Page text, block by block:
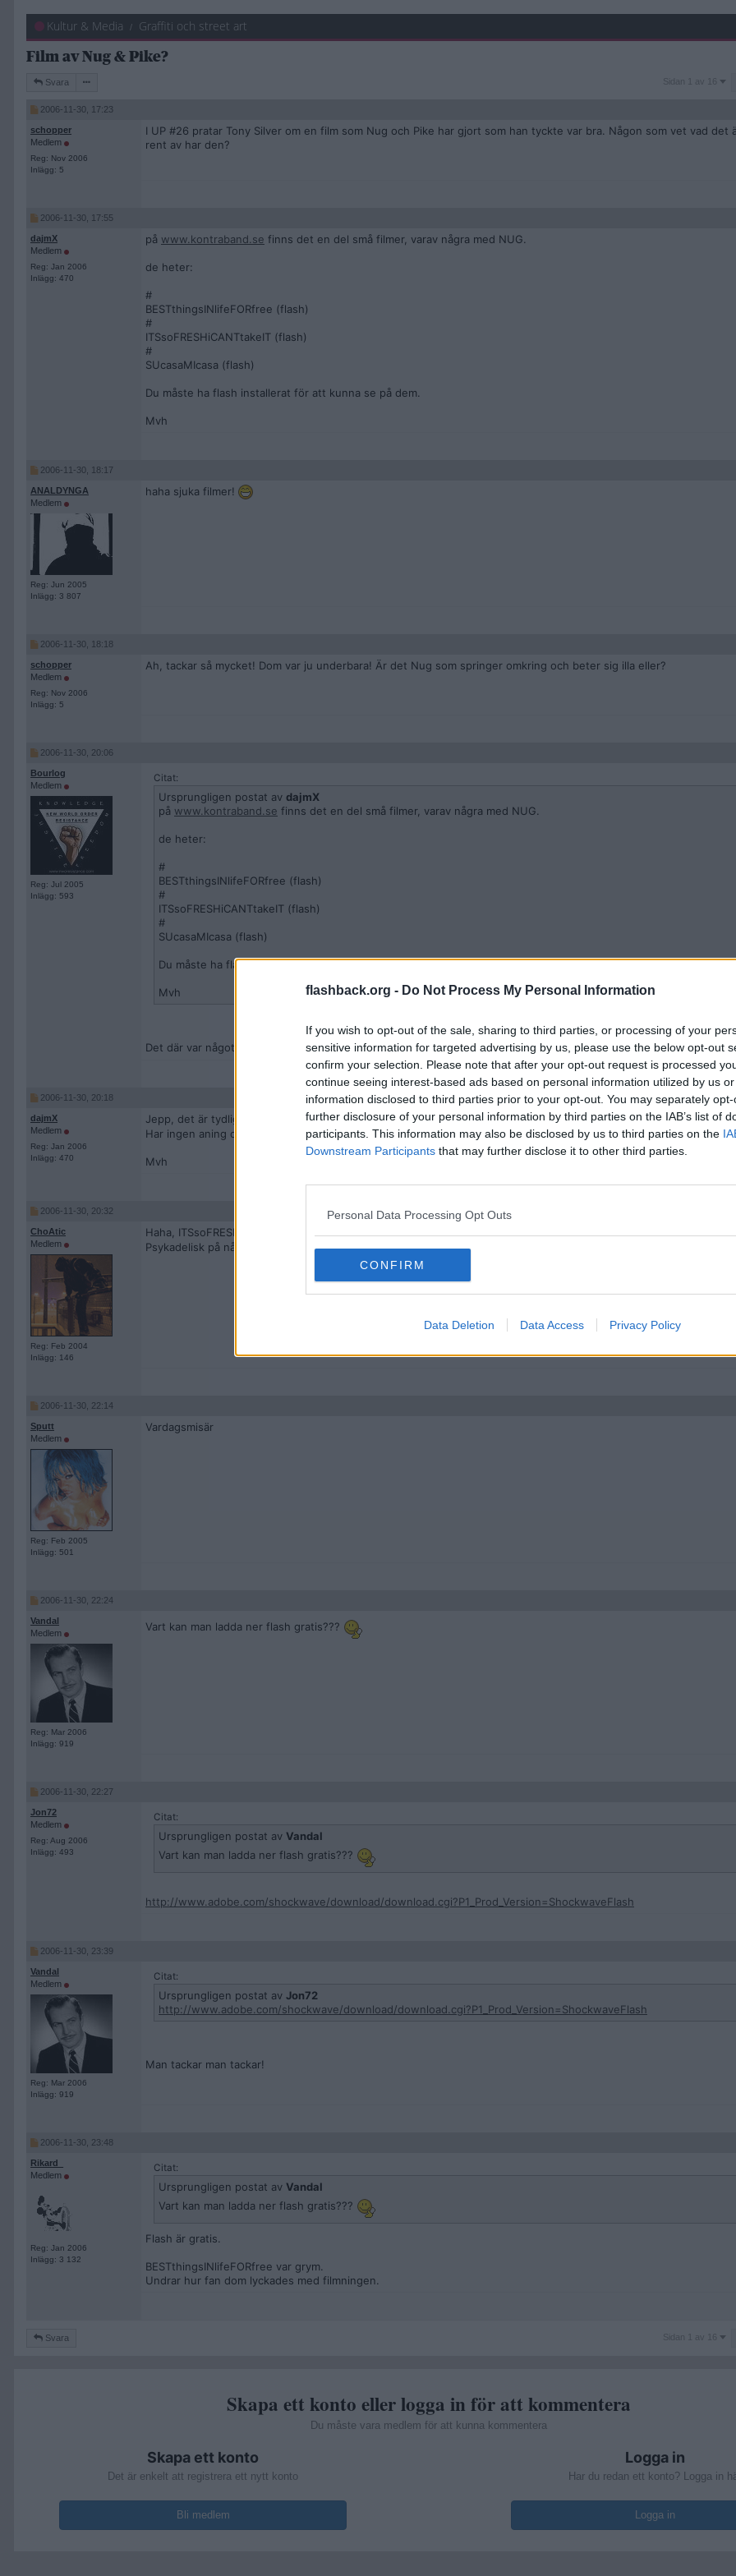
flashback.org - Do Not Process My Personal Information
If you wish to opt-out of the sale, sharing to third parties, or processing of your
sensitive information for targeted advertising by us, please use the below opt-out
confirm your selection. Please note that after your opt-out request is processed
continue seeing interest-based ads based on personal information utilized by us
information disclosed to third parties prior to your opt-out. You may separately
further disclosure of your personal information by third parties on the IAB’s list of
participants. This information may also be disclosed by us to third parties on the
Downstream Participants that may further disclose it to other third parties.
Personal Data Processing Opt Outs
CONFIRM
Data Deletion Data Access Privacy Policy
Kultur & Media Graffiti och street art
Film av Nug & Pike?
Svara
Sidan
Sidan 1 av 16
2006-11-30, 17:23
schopper
Medlem
Reg: Nov 2006
Inlägg: 5
I UP #26 pratar Tony Silver om en film som Nug och Pike har gjort som han tyckte var bra. Någon som vet vad det
rent av har den?
2006-11-30, 17:55
dajmX
Medlem
Reg: Jan 2006
Inlägg: 470
på www.kontraband.se finns det en del små filmer, varav några med NUG.
de heter:
#
BESTthingsINlifeFORfree (flash)
#
ITSsoFRESHiCANTtakeIT (flash)
#
SUcasaMIcasa (flash)
Du måste ha flash installerat för att kunna se på dem.
Mvh
2006-11-30, 18:17
ANALDYNGA
Medlem
Reg: Jun 2005
Inlägg: 3 807
haha sjuka filmer!
2006-11-30, 18:18
schopper
Medlem
Reg: Nov 2006
Inlägg: 5
Ah, tackar så mycket! Dom var ju underbara! Är det Nug som springer omkring och beter sig illa eller?
2006-11-30, 20:06
Bourlog
Medlem
Reg: Jul 2005
Inlägg: 593
Citat:
Ursprungligen postat av dajmX
på www.kontraband.se finns det en del små filmer, varav några med NUG.
de heter:
#
BESTthingsINlifeFORfree (flash)
#
ITSsoFRESHiCANTtakeIT (flash)
#
SUcasaMIcasa (flash)
Du måste ha flash installerat för att kunna se på dem.
Mvh
Det där var något av det bästa jag har sett
2006-11-30, 20:18
dajmX
Medlem
Reg: Jan 2006
Inlägg: 470
Jepp, det är tydligen NUG som lever om
Har ingen aning om när dessa filmer gjordes, men det var nog ett tag sen.
Mvh
2006-11-30, 20:32
ChoAtic
Medlem
Reg: Feb 2004
Inlägg: 146
Haha, ITSsoFRESHiCANTtakeIT var ju grym!
Psykadelisk på nått skönt vis
2006-11-30, 22:14
Sputt
Medlem
Reg: Feb 2005
Inlägg: 501
Vardagsmisär
2006-11-30, 22:24
Vandal
Medlem
Reg: Mar 2006
Inlägg: 919
Vart kan man ladda ner flash gratis???
2006-11-30, 22:27
Jon72
Medlem
Reg: Aug 2006
Inlägg: 493
Citat:
Ursprungligen postat av Vandal
Vart kan man ladda ner flash gratis???
http://www.adobe.com/shockwave/download/download.cgi?P1_Prod_Version=ShockwaveFlash
2006-11-30, 23:39
Vandal
Medlem
Reg: Mar 2006
Inlägg: 919
Citat:
Ursprungligen postat av Jon72
http://www.adobe.com/shockwave/download/download.cgi?P1_Prod_Version=ShockwaveFlash
Man tackar man tackar!
2006-11-30, 23:48
Rikard_
Medlem
Reg: Jan 2006
Inlägg: 3 132
Citat:
Ursprungligen postat av Vandal
Vart kan man ladda ner flash gratis???
Flash är gratis.
BESTthingsINlifeFORfree var grym.
Undrar hur fan dom lyckades med filmningen.
Svara
Sidan
Sidan 1 av 16
Skapa ett konto eller logga in för att kommentera
Du måste vara medlem för att kunna kommentera
Skapa ett konto
Det är enkelt att registrera ett nytt konto
Bli medlem
Logga in
Har du redan ett konto? Logga in
Logga in